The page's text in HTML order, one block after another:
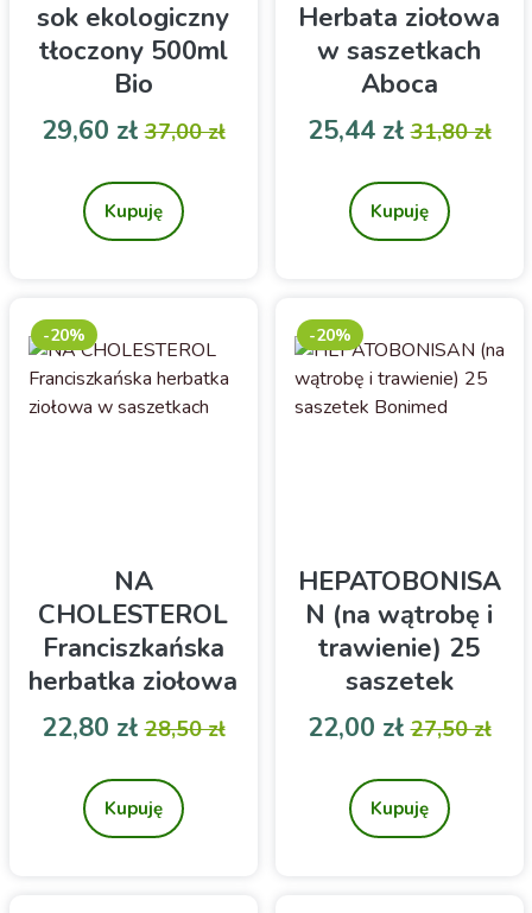
sok ekologiczny
tłoczony 500ml
Bio
Cena
29,60 złCena podstawowa
37,00 zł
Kupuję
Herbata ziołowa
w saszetkach
Aboca
jelitowe- herbatka ziołowa
Cena
25,44 złCena
31,80 zł
Kupuję
NA
CHOLESTEROL
Franciszkańska
herbatka ziołowa
w saszetkach
Prawidłowy poziom
cholesterolu i krążenie
naczyniowe.
Cena
22,80 złCena podstawowa
28,50 zł
Kupuję
-20%
HEPATOBONISA
N (na wątrobę i
trawienie) 25
saszetek
Bonimed
wsparcie wątroby i
procesu trawienia
Cena
22,00 złCena
27,50 zł
Kupuję
-20%